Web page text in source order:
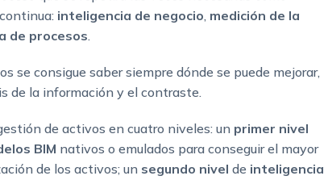
inteligencia de negocio, medición de la
de procesos.
se consigue saber siempre dónde se puede mejorar,
de la información y el contraste.
de activos en cuatro niveles: un primer nivel
BIM nativos o emulados para conseguir el mayor
de los activos; un segundo nivel de inteligencia